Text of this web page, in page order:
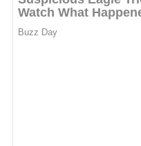
durch den Wolf drehen,
Zutaten verrühren. Wenn